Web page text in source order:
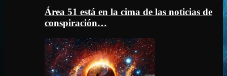
Área 51 está en la cima de las noticias de
conspiración…